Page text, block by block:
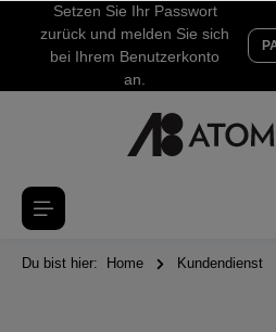
Setzen Sie Ihr Passwort
zurück und melden Sie sich
bei Ihrem Benutzerkonto
an.
Du bist hier: Home Kundendienst